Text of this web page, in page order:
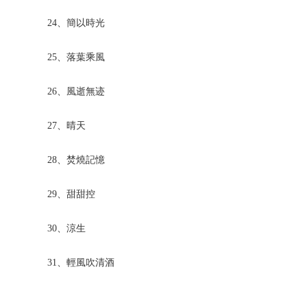
24、簡以時光
25、落葉乘風
26、風逝無迹
27、晴天
28、焚燒記憶
29、甜甜控
30、涼生
31、輕風吹清酒